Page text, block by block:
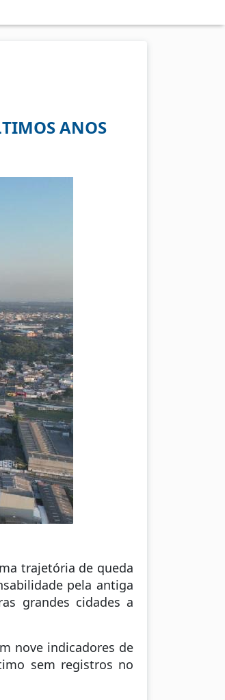
ANOS
trajetória de queda
pela antiga
grandes cidades a
nove indicadores de
sem registros no